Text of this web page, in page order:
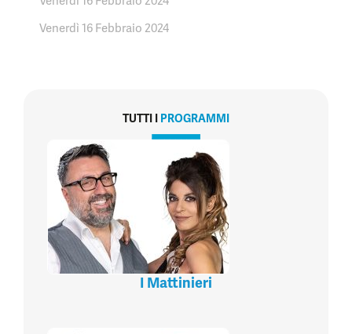
Venerdì 16 Febbraio 2024
TUTTI I PROGRAMMI
I Mattinieri